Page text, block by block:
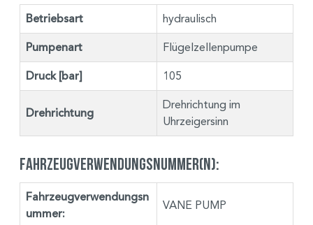
Betriebsart hydraulisch
Pumpenart Flügelzellenpumpe
Druck [bar] 105
Drehrichtung
Drehrichtung im
Uhrzeigersinn
Fahrzeugverwendungsnummer(n):
Fahrzeugverwendungsn
ummer:
VANE PUMP